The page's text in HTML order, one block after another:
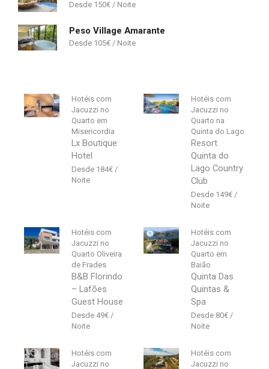
150€
Peso Village Amarante
105€
Hotéis com
Jacuzzi no
Quarto em
Misericordia
Lx Boutique
Hotel
184€
Hotéis com
Jacuzzi no
Quarto na
Quinta do Lago
Resort
Quinta do
Lago Country
Club
149€
Hotéis com
Jacuzzi no
Quarto Oliveira
de Frades
B&B Florindo
– Lafões
Guest House
49€
Hotéis com
Jacuzzi no
Quarto em
Baião
Quinta Das
Quintas &
Spa
80€
Hotéis com
Jacuzzi no
Hotéis com
Jacuzzi no